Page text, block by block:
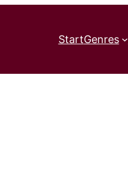
StartGenres